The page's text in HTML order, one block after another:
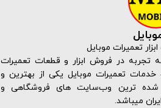
تعمیرات موبایل
تجربه در فروش ابزار و قطعات تعمیرات
خدمات تعمیرات موبایل یکی از بهترین و
شده ترین وب‌سایت های فروشگاهی و
میباشد.